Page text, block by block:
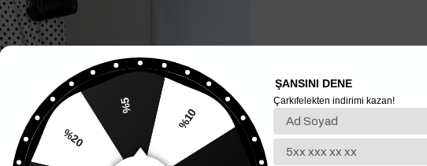
%5
%10
%20
ŞANSINI DENE
Çarkıfelekten indirimi kazan!